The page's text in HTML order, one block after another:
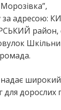
адресою:
район,
дорослих